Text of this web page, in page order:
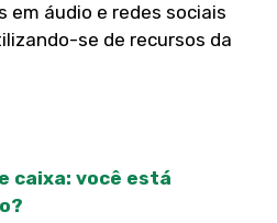
em áudio e redes sociais
se de recursos da
caixa: você está